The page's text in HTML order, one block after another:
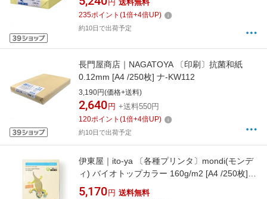
円 送料無料
235ポイント (1倍+4倍UP)
約10日で出荷予定
長門屋商店｜NAGATOYA 〔印刷〕抗菌和紙
0.12mm [A4 /250枚] ナ-KW112
3,190円(価格+送料)
2,640 円 +送料550円
120ポイント (1倍+4倍UP)
約10日で出荷予定
伊東屋｜ito-ya 〔各種プリンタ〕mondi(モンデ
ィ) バイオトップカラー 160g/m2 [A4 /250枚]
クリーム BT801[BT801]
5,170 円 送料無料